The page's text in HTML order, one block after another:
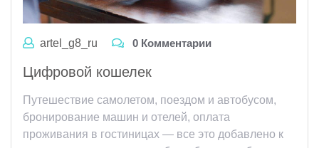
artel_g8_ru 0 Комментарии
Цифровой кошелек
Путешествие самолетом, поездом и автобусом,
бронирование машин и отелей, оплата
проживания в гостиницах — все это добавлено к